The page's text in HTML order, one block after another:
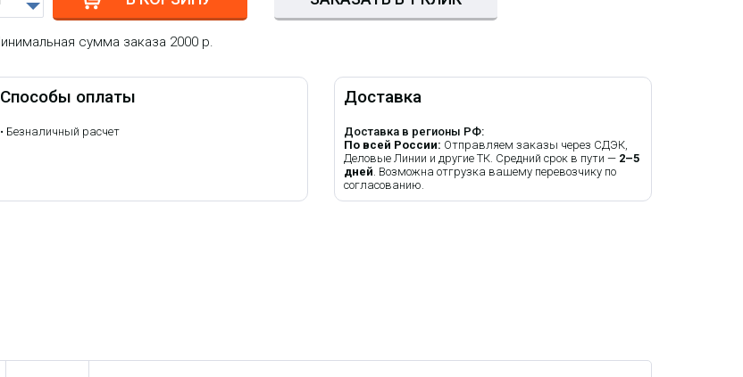
сумма заказа 2000 р.
Способы оплаты
• Безналичный расчет
Доставка
Доставка в регионы РФ:
По всей России: Отправляем заказы через СДЭК,
Деловые Линии и другие ТК. Средний срок в пути — 2–5
дней. Возможна отгрузка вашему перевозчику по
согласованию.